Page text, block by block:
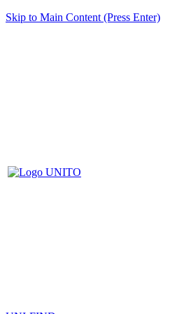
Skip to Main Content (Press Enter)